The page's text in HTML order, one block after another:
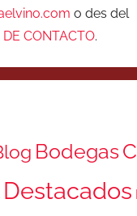
o des del
CONTACTO.
Bodegas
Destacados